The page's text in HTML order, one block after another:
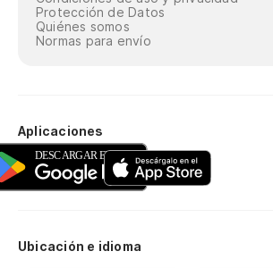
Protección de Datos
Quiénes somos
Normas para envío
Aplicaciones
Ubicación e idioma